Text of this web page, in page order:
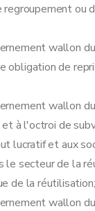
ou
wallon
obligation de
wallon
à l'octroi de
lucratif et aux
le secteur de la
de la réutilisation;
wallon